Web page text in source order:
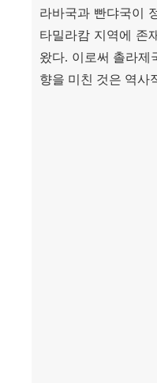
라바국과 빤댜국이
타밀라캄 지역에 존
왔다. 이로써 촐라제
향을 미친 것은 역사